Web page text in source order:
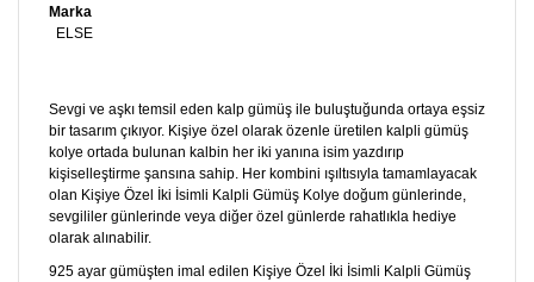
Marka
ELSE
Sevgi ve aşkı temsil eden kalp gümüş ile buluştuğunda ortaya eşsiz
bir tasarım çıkıyor. Kişiye özel olarak özenle üretilen kalpli gümüş
kolye ortada bulunan kalbin her iki yanına isim yazdırıp
kişiselleştirme şansına sahip. Her kombini ışıltısıyla tamamlayacak
olan Kişiye Özel İki İsimli Kalpli Gümüş Kolye doğum günlerinde,
sevgililer günlerinde veya diğer özel günlerde rahatlıkla hediye
olarak alınabilir.
925 ayar gümüşten imal edilen Kişiye Özel İki İsimli Kalpli Gümüş